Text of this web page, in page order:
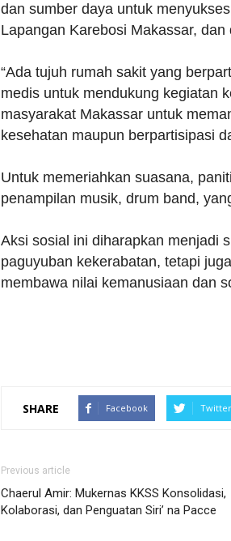
dan sumber daya untuk
Lapangan Karebosi Makassar,
“Ada tujuh rumah sakit yang
medis untuk mendukung kegiatan
masyarakat Makassar untuk
kesehatan maupun berpartisipasi
Untuk memeriahkan suasana,
penampilan musik, drum band,
Aksi sosial ini diharapkan menjadi
paguyuban kekerabatan, tetapi
membawa nilai kemanusiaan dan
SHARE Facebook Twitter
Previous article
Chaerul Amir: Mukernas KKSS Konsolidasi,
Kolaborasi, dan Penguatan Siri’ na Pacce